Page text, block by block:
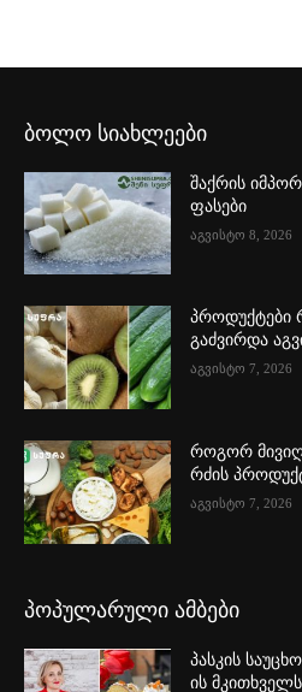
ბოლო სიახლეები
შაქრის
ფასები
აგვისტო 8, 2026
პროდუქტები
გაძვირდა
აგვისტო 7, 2026
როგორ
რძის
აგვისტო 7, 2026
პოპულარული ამბები
პასკის
ის მკითხველს